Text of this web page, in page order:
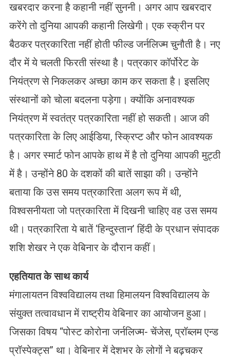
खबरदार करना है कहानी नहीं सुननी। अगर आप खबरदार
करेंगे तो दुनिया आपकी कहानी लिखेगी। एक स्क्रीन पर
बैठकर पत्रकारिता नहीं होती फील्ड जर्नलिज्म चुनौती है। नए
दौर में ये चलती फिरती संस्था है। पत्रकार कॉर्पोरेट के
नियंत्रण से निकलकर अच्छा काम कर सकता है। इसलिए
संस्थानों को चोला बदलना पड़ेगा। क्योंकि अनावश्यक
नियंत्रण में स्वतंत्र पत्रकारिता नहीं हो सकती। आज की
पत्रकारिता के लिए आईडिया, स्क्रिप्ट और फोन आवश्यक
है। अगर स्मार्ट फोन आपके हाथ में है तो दुनिया आपकी मुट्ठी
में है। उन्होंने 80 के दशकों की बातें साझा की। उन्होंने
बताया कि उस समय पत्रकारिता अलग रूप में थी,
विश्वसनीयता जो पत्रकारिता में दिखनी चाहिए वह उस समय
थी। पत्रकारिता ये बातें ‘हिन्दुस्तान’ हिंदी के प्रधान संपादक
शशि शेखर ने एक वेबिनार के दौरान कहीं।
एहतियात के साथ कार्य
मंगालायतन विश्वविद्यालय तथा हिमालयन विश्वविद्यालय के
संयुक्त तत्वावधान में राष्ट्रीय वेबिनार का आयोजन हुआ।
जिसका विषय “पोस्ट कोरोना जर्नलिज्म- चेंजेस, प्रॉब्लम एन्ड
प्रॉस्पेक्ट्स” था। वेबिनार में देशभर के लोगों ने बढ़चकर